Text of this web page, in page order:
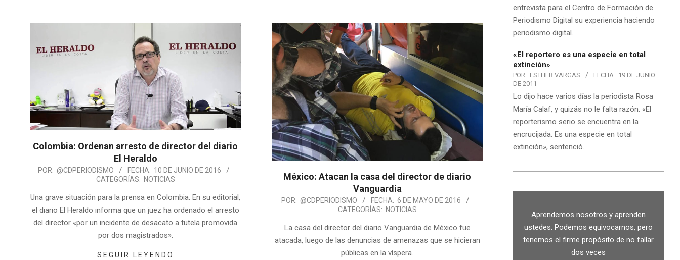
Colombia: Ordenan arresto de director del diario
El Heraldo
POR: @CDPERIODISMO FECHA: 10 DE JUNIO DE 2016
CATEGORÍAS: NOTICIAS
Una grave situación para la prensa en Colombia. En su editorial,
el diario El Heraldo informa que un juez ha ordenado el arresto
del director «por un incidente de desacato a tutela promovida
por dos magistrados».
SEGUIR LEYENDO
México: Atacan la casa del director de diario
Vanguardia
POR: @CDPERIODISMO FECHA: 6 DE MAYO DE 2016
CATEGORÍAS: NOTICIAS
La casa del director del diario Vanguardia de México fue
atacada, luego de las denuncias de amenazas que se hicieran
públicas en la víspera.
entrevista para el Centro de Formación de
Periodismo Digital su experiencia haciendo
periodismo digital.
«El reportero es una especie en total
extinción»
POR: ESTHER VARGAS FECHA: 19 DE JUNIO
DE 2011
Lo dijo hace varios días la periodista Rosa
María Calaf, y quizás no le falta razón. «El
reporterismo serio se encuentra en la
encrucijada. Es una especie en total
extinción», sentenció.
Aprendemos nosotros y aprenden
ustedes. Podemos equivocarnos, pero
tenemos el firme propósito de no fallar
dos veces